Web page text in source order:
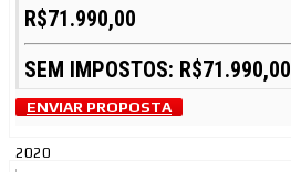
R$71.990,00
SEM IMPOSTOS: R$71.990,00
ENVIAR PROPOSTA
2020